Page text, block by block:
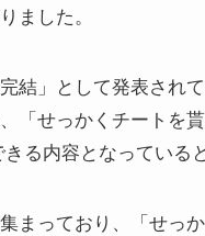
ました。
結」として発表され
「せっかくチートを
る内容となっている
まっており、「せっ